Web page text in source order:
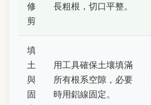
修
剪
長粗根，切口平整。
填
土
與
固
用工具確保土壤填滿
所有根系空隙，必要
時用鋁線固定。